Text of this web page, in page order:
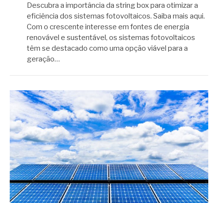
Descubra a importância da string box para otimizar a
eficiência dos sistemas fotovoltaicos. Saiba mais aqui.
Com o crescente interesse em fontes de energia
renovável e sustentável, os sistemas fotovoltaicos
têm se destacado como uma opção viável para a
geração…